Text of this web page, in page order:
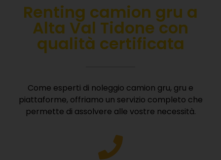
Renting camion gru a
Alta Val Tidone con
qualità certificata
Come esperti di noleggio camion gru, gru e
piattaforme, offriamo un servizio completo che
permette di assolvere alle vostre necessità.